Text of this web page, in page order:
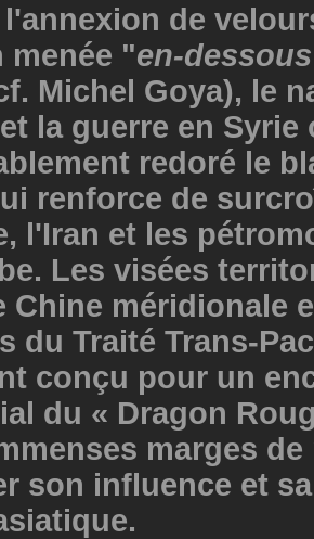
de
menée "en-
Michel Goya), le
la guerre en Syrie
redoré le
renforce de
l'Iran et les
Les visées
Chine méridionale
du Traité Trans-
conçu pour un
du « Dragon
marges
son influence et